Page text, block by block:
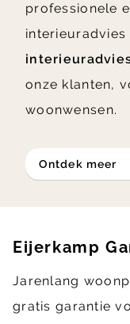
professionele
onze klanten,
woonwensen.
ontdek meer
Eijerkamp
Jarenlang
gratis garantie